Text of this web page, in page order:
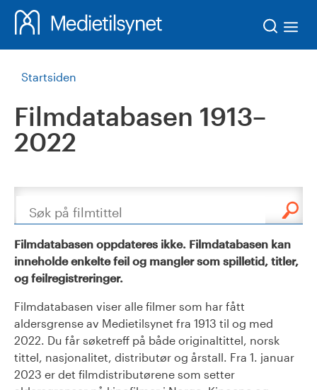
Startsiden
Filmdatabasen 1913–
2022
Søk
Filmdatabasen oppdateres ikke. Filmdatabasen kan
inneholde enkelte feil og mangler som spilletid, titler,
og feilregistreringer.
Filmdatabasen viser alle filmer som har fått
aldersgrense av Medietilsynet fra 1913 til og med
2022. Du får søketreff på både originaltittel, norsk
tittel, nasjonalitet, distributør og årstall. Fra 1. januar
2023 er det filmdistributørene som setter